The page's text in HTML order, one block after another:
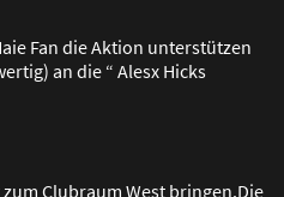
Fan die Aktion unterstützen
an die “ Alesx Hicks
Clubraum West bringen.Die